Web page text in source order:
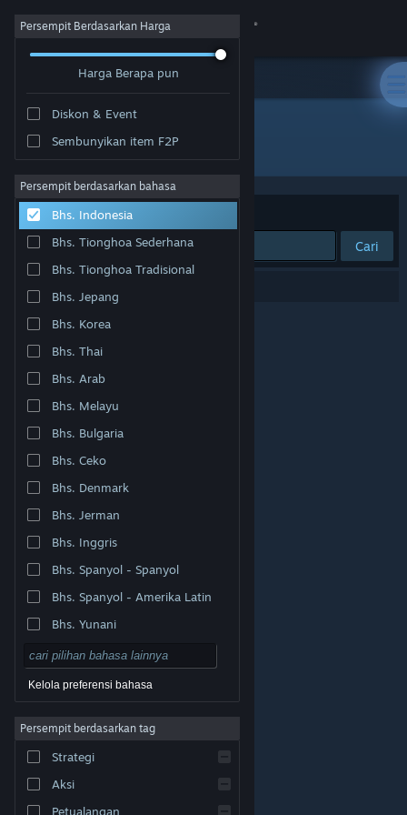
Login
Tentang
Bantuan
Ubah bahasa
Dapatkan Aplikasi Seluler Steam
Lihat situs web desktop
Undang. Semua merek dagang merupakan hak pemilik
Legal| Aksesibilitas
Pengembalian Dana
Persempit Berdasarkan Harga
Harga Berapa pun
Diskon & Event
Sembunyikan item F2P
Persempit berdasarkan bahasa
Bhs. Indonesia
Bhs. Tionghoa Sederhana
Bhs. Tionghoa Tradisional
Bhs. Jepang
Bhs. Korea
Bhs. Thai
Bhs. Arab
Bhs. Melayu
Bhs. Bulgaria
Bhs. Ceko
Bhs. Denmark
Bhs. Jerman
Bhs. Inggris
Bhs. Spanyol - Spanyol
Bhs. Spanyol - Amerika Latin
Bhs. Yunani
Kelola preferensi bahasa
Persempit berdasarkan tag
Strategi
Aksi
Petualangan
Pengembang: IonFX
Berdasarkan Relevansi
Cari